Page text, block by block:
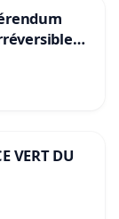
VERT DU